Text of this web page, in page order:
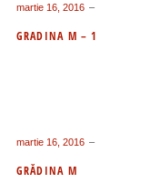
martie 16, 2016
GRADINA M – 1
martie 16, 2016
GRĂDINA M